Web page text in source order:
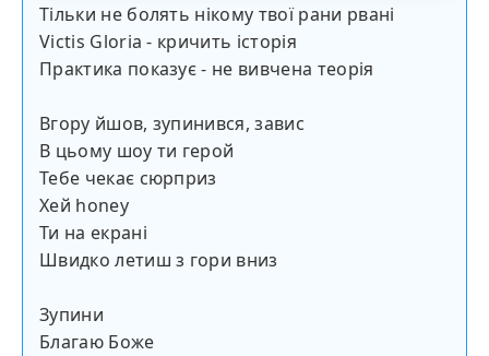
Тільки не болять нікому твої рани рвані
Victis Gloria - кричить історія
Практика показує - не вивчена теорія
Вгору йшов, зупинився, завис
В цьому шоу ти герой
Тебе чекає сюрприз
Хей honey
Ти на екрані
Швидко летиш з гори вниз
Зупини
Благаю Боже